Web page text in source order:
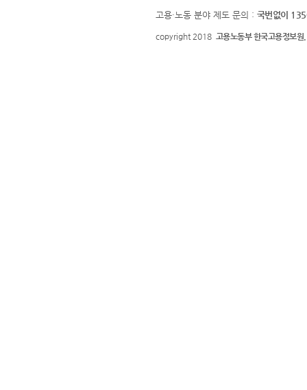
고용·노동 분야 제도 문의 : 국번없이
copyright 2018 고용노동부 한국고용정보원.